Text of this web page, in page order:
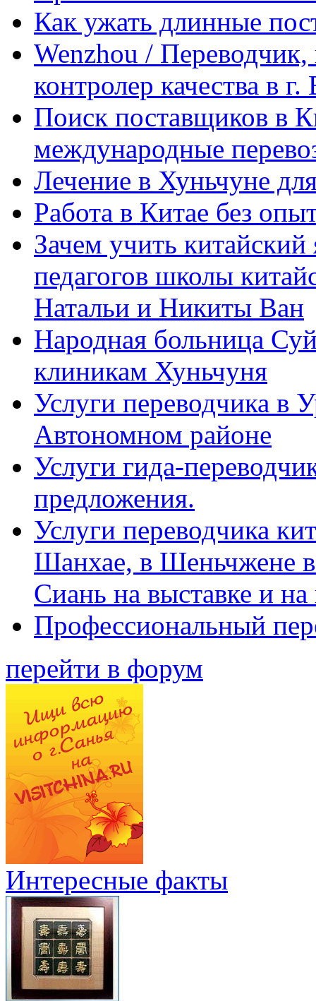
Как ужать длинные
Wenzhou / Переводчик,
контролер качества в
Поиск поставщиков в
международные
Лечение в Хуньчуне
Работа в Китае без
Зачем учить
педагогов школы
Натальи и Никиты Ван
Народная больница
клиникам Хуньчуня
Услуги переводчика в
Автономном районе
Услуги гида-
предложения.
Услуги переводчика
Шанхае, в Шеньчжене
Сиань на выставке и
Профессиональный
перейти в форум
Интересные факты